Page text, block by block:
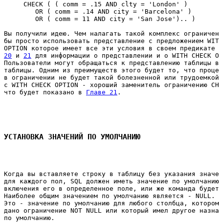
     CHECK ( ( comm = .15 AND clty = 'London' )
        OR ( comm = .14 AND city = 'Barcelona' )
        OR ( comm = 11 AND city = 'San Jose').. )
Вы получили идею. Чем налагать такой комплекс
бы просто использовать представление с предложением
OPTION которое имеет все эти условия в своем
20 и 21 для информации о представлении и о WITH CHECK
Пользователи могут обращаться к представлению таблицы
таблицы. Одним из преимуществ этого будет то, что
в ограничении не будет такой болезненной или
с WITH CHECK OPTION - хороший заменитель ограничению
что будет показано в Главе 21 .
УСТАНОВКА ЗНАЧЕНИЙ ПО УМОЛЧАНИЮ
Когда вы вставляете строку в таблицу без указания
для каждого пол, SQL должен иметь значение по
включения его в определенное поле, или же команда
Наиболее общим значением по умолчанию является - NULL.
Это - значение по умолчанию для любого столбца,
дано ограничение NOT NULL или который имел другое
по умолчанию.